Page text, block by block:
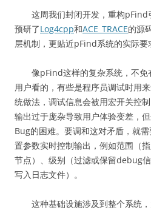
这周我们封闭开发，重构pFind
预研了Log4cpp和ACE_TRACE的源
层机制，更贴近pFind系统的实际要
像pFind这样的复杂系统，不免
用户看的，有些是程序员调试时用
统做法，调试信息会被用宏开关控
输出过于庞杂导致用户体验变差，
Bug的困难。要调和这对矛盾，就
置参数实时控制输出，例如范围（
节点）、级别（过滤或保留debug
写入日志文件）。
这种基础设施涉及到整个系统，